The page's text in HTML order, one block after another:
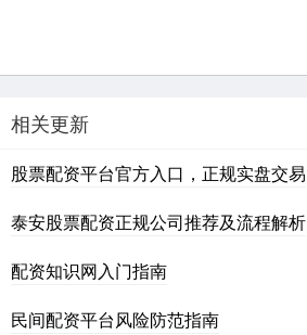
相关更新
股票配资平台官方入口，正规实盘交易
泰安股票配资正规公司推荐及流程解析
配资知识网入门指南
民间配资平台风险防范指南